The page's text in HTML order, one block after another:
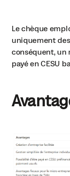
Le chèque
uniquement
conséquent,
payé en CESU